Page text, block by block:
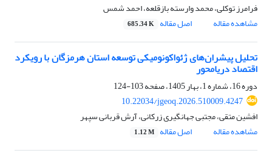
فرامرز توکلی، محمد وارسته بازقلعه، احمد شمس
مشاهده مقاله
اصل مقاله 685.34 K
تحلیل پیشران‌های ژئواکونومیکی توسعه استان هرمزگان با رویکرد
اقتصاد دریامحور
دوره 16، شماره 1، بهار 1405، صفحه
103-124
10.22034/jgeoq.2026.510009.4247
افشین متقی، مجتبی جهانگیری زرکانی، آرش قربانی سپهر
مشاهده مقاله
اصل مقاله 1.12 M